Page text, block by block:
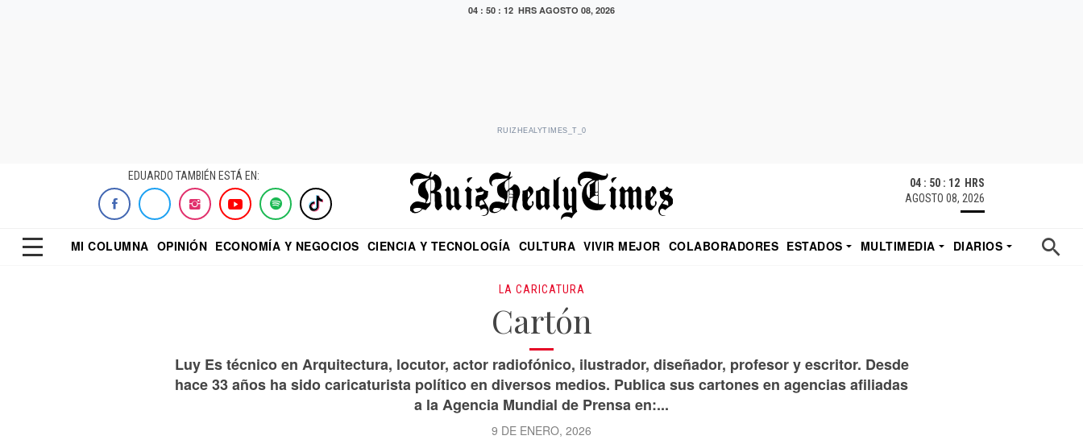
04 : 50 : 13 HRS AGOSTO 08, 2026
RUIZHEALYTIMES_T_0
EDUARDO TAMBIÉN ESTÁ EN:
04 : 50 : 13 HRS
AGOSTO 08, 2026
MI COLUMNA OPINIÓN ECONOMÍA Y NEGOCIOS CIENCIA Y TECNOLOGÍA CULTURA VIVIR MEJOR COLABORADORES ESTADOS MULTIMEDIA
DIARIOS
LA CARICATURA
Cartón
Luy Es técnico en Arquitectura, locutor, actor radiofónico, ilustrador, diseñador, profesor y escritor. Desde
hace 33 años ha sido caricaturista político en diversos medios. Publica sus cartones en agencias afiliadas
a la Agencia Mundial de Prensa en:...
9 DE ENERO, 2026